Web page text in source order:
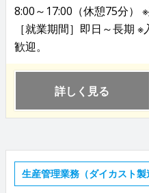
8:00～17:00（休憩75分）
［就業期間］即日～長期
歓迎。
詳しく見る
生産管理業務（ダイカスト製